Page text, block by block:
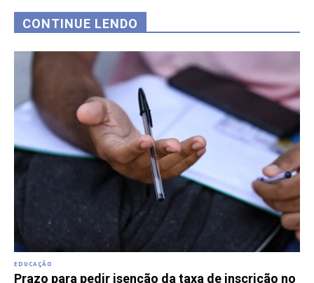
CONTINUE LENDO
EDUCAÇÃO
Prazo para pedir isenção da taxa de inscrição no